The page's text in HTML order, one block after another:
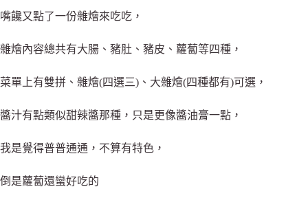
嘴饞又點了一份雜燴來吃吃，
雜燴內容總共有大腸、豬肚、豬皮、蘿蔔等四種，
菜單上有雙拼、雜燴(四選三)、大雜燴(四種都有)可選，
醬汁有點類似甜辣醬那種，只是更像醬油膏一點，
我是覺得普普通通，不算有特色，
倒是蘿蔔還蠻好吃的